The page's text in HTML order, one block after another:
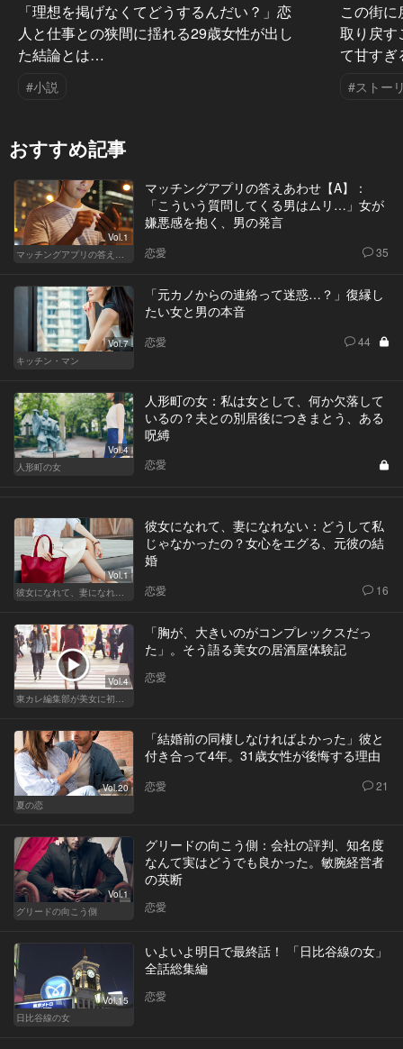
「理想を掲げなくてどうするんだい？」恋
人と仕事との狭間に揺れる29歳女性が出し
た結論とは…
#小説
この街
取り戻
て甘すぎ
#ストー
おすすめ記事
Vol.1
マッチングアプリの答えあわせ【A】
マッチングアプリの答えあわせ【A】：
「こういう質問してくる男はムリ…」女が
嫌悪感を抱く、男の発言
恋愛 35
Vol.7
キッチン・マン
「元カノからの連絡って迷惑…？」復縁し
たい女と男の本音
恋愛 44
Vol.4
人形町の女
人形町の女：私は女として、何か欠落して
いるの？夫との別居後につきまとう、ある
呪縛
恋愛
Vol.1
彼女になれて、妻になれない
彼女になれて、妻になれない：どうして私
じゃなかったの？女心をエグる、元彼の結
婚
恋愛 16
Vol.4
東カレ編集部が美女に初体験させてみた
「胸が、大きいのがコンプレックスだっ
た」。そう語る美女の居酒屋体験記
恋愛
Vol.20
夏の恋
「結婚前の同棲しなければよかった」彼と
付き合って4年。31歳女性が後悔する理由
恋愛 21
Vol.1
グリードの向こう側
グリードの向こう側：会社の評判、知名度
なんて実はどうでも良かった。敏腕経営者
の英断
恋愛
Vol.15
日比谷線の女
いよいよ明日で最終話！ 「日比谷線の女」
全話総集編
恋愛